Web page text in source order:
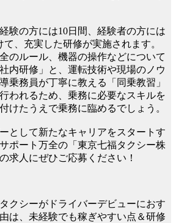
験の方には10日間、経験者の方には
て、充実した研修が実施されます。
のルール、機器の操作などについて
内研修」と、運転技術や現場のノウ
乗務員が丁寧に教える「同乗教習」
われるため、乗務に必要なスキルを
けたうえで乗務に臨めるでしょう。
として新たなキャリアをスタートす
ポート万全の「東京七福タクシー株
求人にぜひご応募ください！
クシーがドライバーデビューにおす
は、未経験でも稼ぎやすい点＆研修